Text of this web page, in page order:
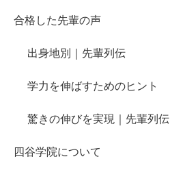
合格した先輩の声
出身地別｜先輩列伝
学力を伸ばすためのヒント
驚きの伸びを実現｜先輩列伝
四谷学院について